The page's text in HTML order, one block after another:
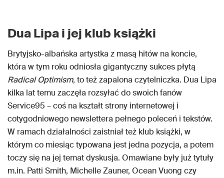
Dua Lipa i jej klub książki
Brytyjsko-albańska artystka z masą hitów na koncie,
która w tym roku odniosła gigantyczny sukces płytą
Radical Optimism, to też zapalona czytelniczka. Dua Lipa
kilka lat temu zaczęła rozsyłać do swoich fanów
Service95 – coś na kształt strony internetowej i
cotygodniowego newslettera pełnego poleceń i tekstów.
W ramach działalności zaistniał też klub książki, w
którym co miesiąc typowana jest jedna pozycja, a potem
toczy się na jej temat dyskusja. Omawiane były już tytuły
m.in. Patti Smith, Michelle Zauner, Ocean Vuong czy